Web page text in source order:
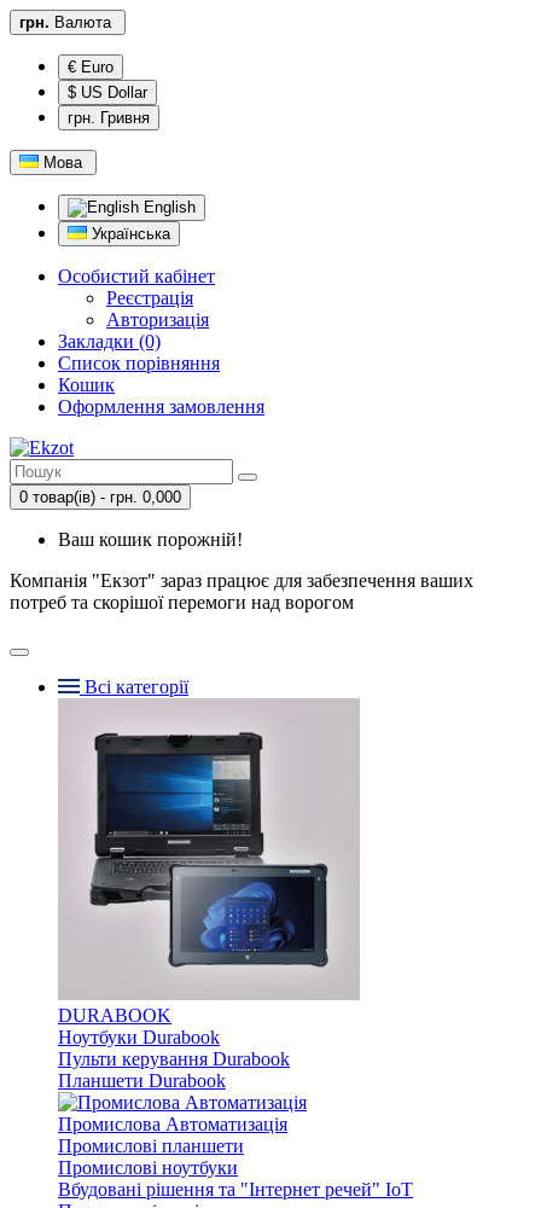
грн. Валюта
€ Euro
$ US Dollar
грн. Гривня
Мова
English
Українська
Особистий кабінет
Реєстрація
Авторизація
Закладки (0)
Список порівняння
Кошик
Оформлення замовлення
0 товар(ів) - грн. 0,000
Ваш кошик порожній!
Компанія "Екзот" зараз працює для забезпечення ваших
потреб та скорішої перемоги над ворогом
Всі категорії
DURABOOK
Ноутбуки Durabook
Пульти керування Durabook
Планшети Durabook
Промислова Автоматизація
Промислові планшети
Промислові ноутбуки
Вбудовані рішення та "Інтернет речей" IoT